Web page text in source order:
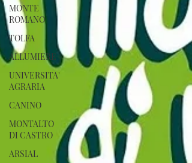
MONTE
ROMANO
TOLFA
ALLUMIERE
UNIVERSITA'
AGRARIA
CANINO
MONTALTO
DI CASTRO
ARSIAL